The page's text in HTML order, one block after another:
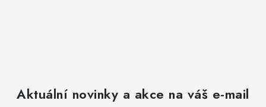
Aktuální novinky a akce na váš e-mail